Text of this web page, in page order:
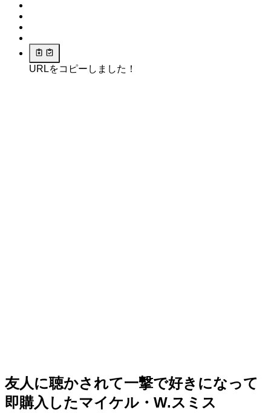
URLをコピーしました！
友人に聴かされて一撃で好きになって
即購入したマイケル・W.スミス